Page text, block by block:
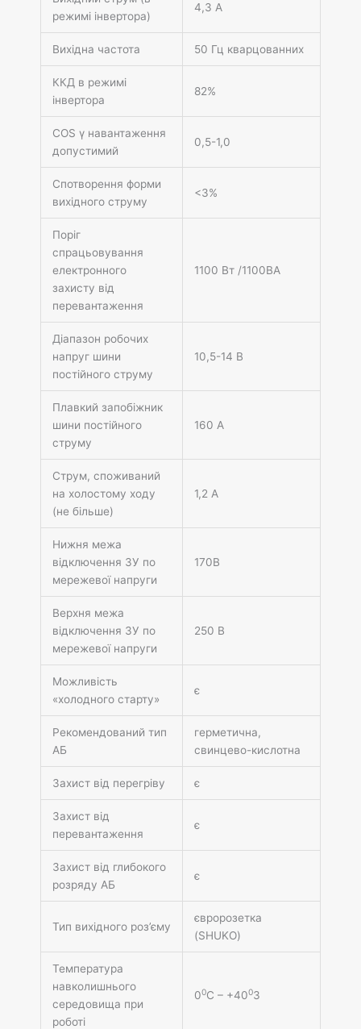
режимі інвертора)
4,3 А
Вихідна частота 50 Гц кварцованних
ККД в режимі
інвертора
82%
СОS γ навантаження
допустимий
0,5-1,0
Спотворення форми
вихідного струму
<3%
Поріг
спрацьовування
електронного
захисту від
перевантаження
1100 Вт /1100ВА
Діапазон робочих
напруг шини
постійного струму
10,5-14 В
Плавкий запобіжник
шини постійного
струму
160 А
Струм, споживаний
на холостому ходу
(не більше)
1,2 А
Нижня межа
відключення ЗУ по
мережевої напруги
170В
Верхня межа
відключення ЗУ по
мережевої напруги
250 В
Можливість
«холодного старту»
є
Рекомендований тип
АБ
герметична,
свинцево-кислотна
Захист від перегріву є
Захист від
перевантаження
є
Захист від глибокого
розряду АБ
є
Тип вихідного роз’єму
євророзетка
(SHUKO)
Температура
навколишнього
середовища при
роботі
00С – +400З